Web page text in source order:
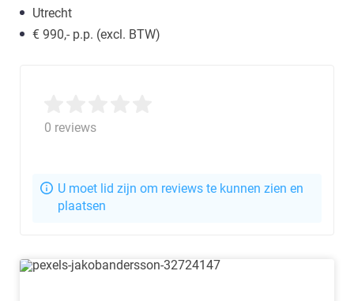
Utrecht
€ 990,- p.p. (excl. BTW)
0 reviews
U moet lid zijn om reviews te kunnen zien en
plaatsen